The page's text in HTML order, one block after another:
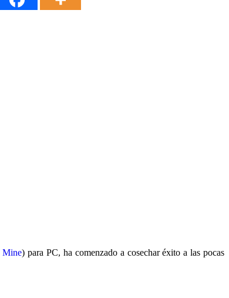
Mine) para PC, ha comenzado a cosechar éxito a las pocas